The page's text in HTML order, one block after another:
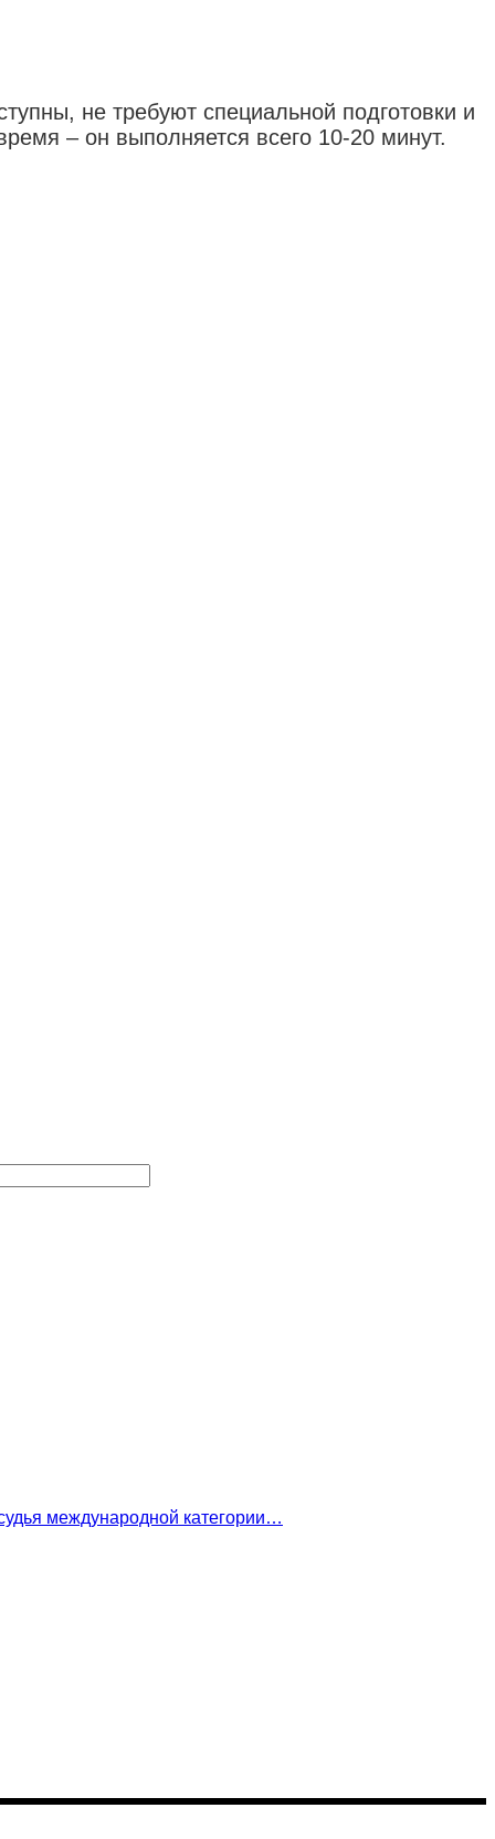
не требуют специальной подготовки и
– он выполняется всего 10-20 минут.
международной категории…